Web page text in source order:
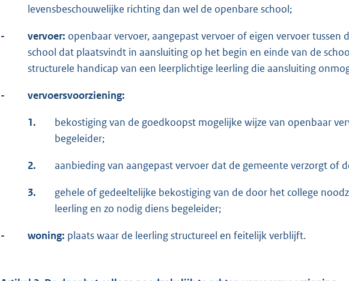
levensbeschouwelijke richting dan wel de openbare school;
- vervoer: openbaar vervoer, aangepast vervoer of eigen vervoer
school dat plaatsvindt in aansluiting op het begin en einde van de
structurele handicap van een leerplichtige leerling die aansluiting
- vervoersvoorziening:
1.
bekostiging van de goedkoopst mogelijke wijze van openbaar
begeleider;
2. aanbieding van aangepast vervoer dat de gemeente verzorgt of
3.
gehele of gedeeltelijke bekostiging van de door het college
leerling en zo nodig diens begeleider;
- woning: plaats waar de leerling structureel en feitelijk verblijft.